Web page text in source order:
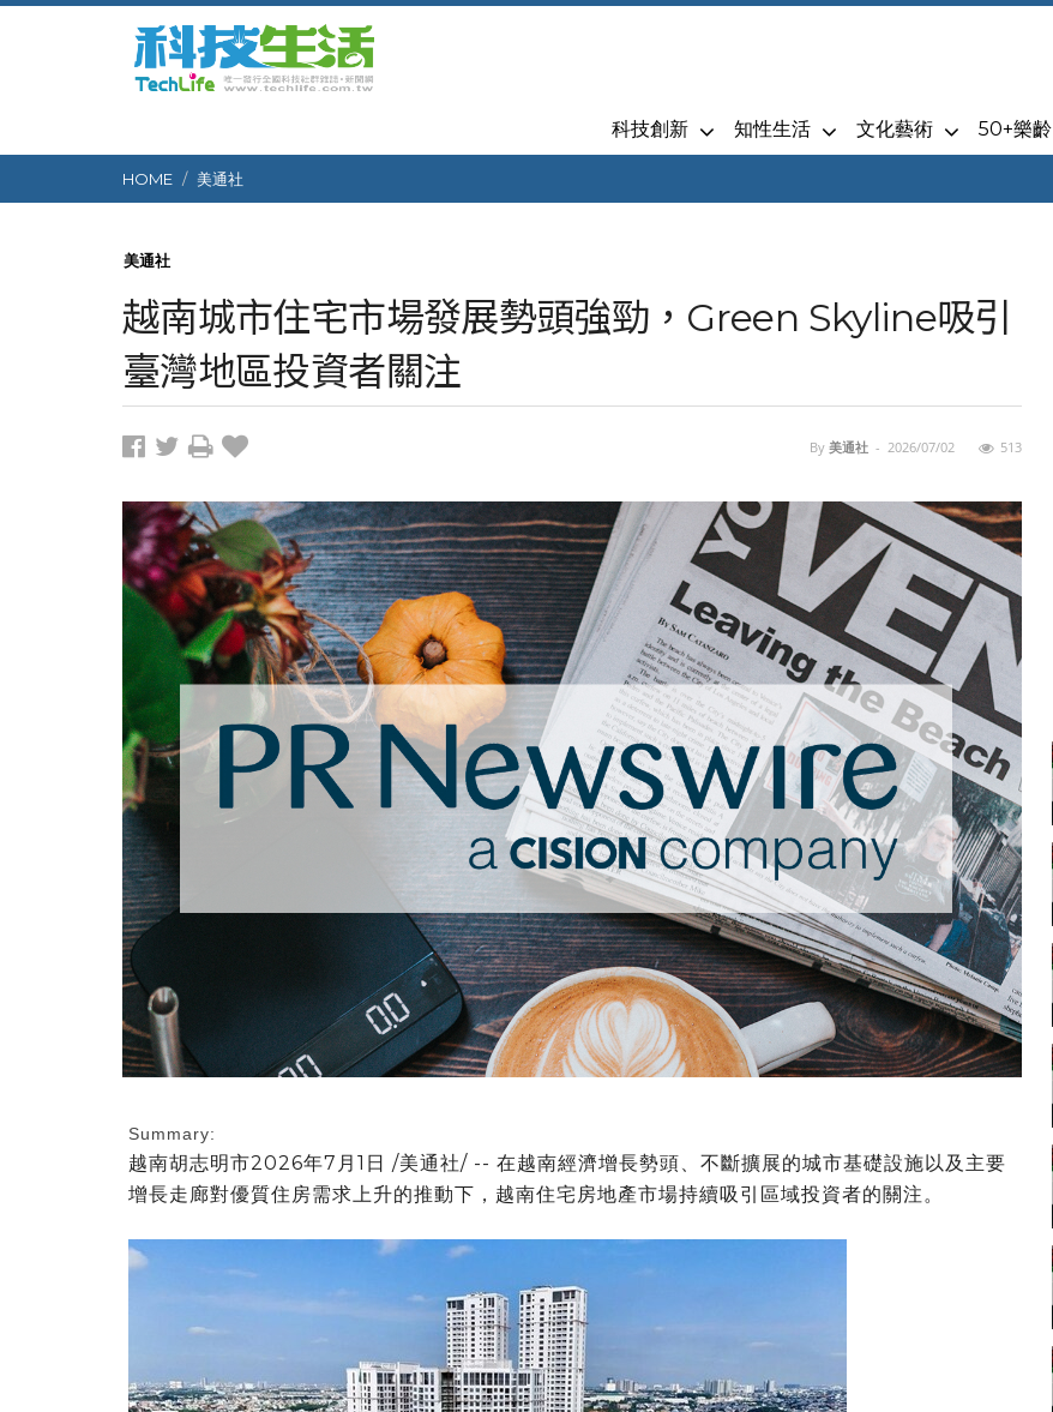
科技創新 知性生活 文化藝術 50+樂齡
HOME 美通社
美通社
越南城市住宅市場發展勢頭強勁，Green Skyline吸引
臺灣地區投資者關注
By 美通社 - 2026/07/02 513
Summary:
越南胡志明市2026年7月1日 /美通社/ -- 在越南經濟增長勢頭、不斷擴展的城市基礎設施以及主要
增長走廊對優質住房需求上升的推動下，越南住宅房地產市場持續吸引區域投資者的關注。